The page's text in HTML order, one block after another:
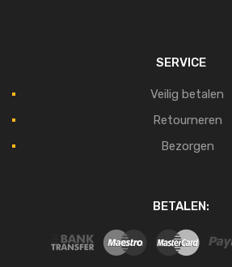
SERVICE
Veilig betalen
Retourneren
Bezorgen
BETALEN: